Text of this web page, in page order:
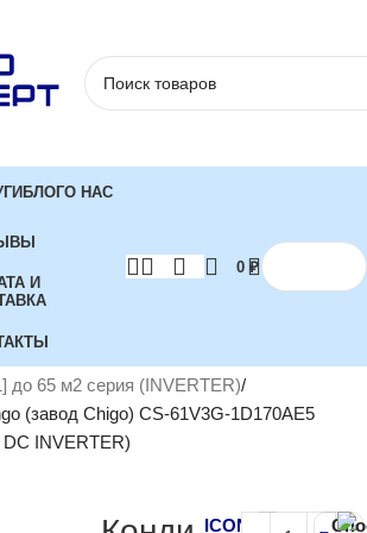
БЛОГО НАС
И
0 ₽
до 65 м2 серия (INVERTER)
(завод Chigo) CS-61V3G-1D170AE5
INVERTER)
ICONGO